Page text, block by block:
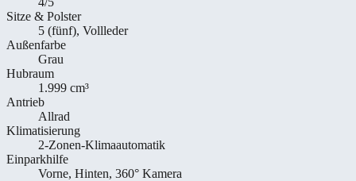
Sitze & Polster
5 (fünf), Vollleder
Außenfarbe
Grau
Hubraum
1.999 cm³
Antrieb
Allrad
Klimatisierung
2-Zonen-Klimaautomatik
Einparkhilfe
Vorne, Hinten, 360° Kamera